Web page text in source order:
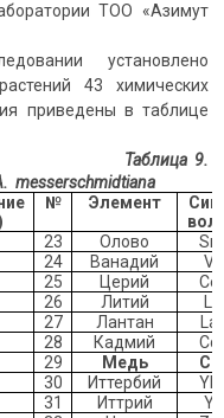
ТОО «Азимут
установлено
43 химических
приведены в таблице
Таблица 9.
messerschmidtiana
№ Элемент
23 Олово
Sn
24 Ванадий
V
25 Церий
Ce
26 Литий
27 Лантан
La
28 Кадмий
Cd
29 Медь
Cu
30 Иттербий
Yb
31 Иттрий
Y